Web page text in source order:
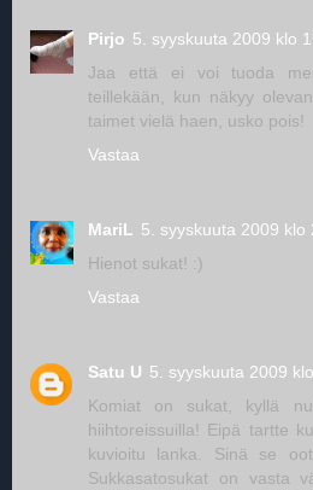
Pirjo 5. syyskuuta 2009 klo
Jaa että ei voi tuoda
teillekään, kun näkyy
taimet vielä haen, usko pois!
Vastaa
MariL 5. syyskuuta 2009 klo
Hienot sukat! :)
Vastaa
Satu U 5. syyskuuta 2009
Komiat on sukat, kyllä
hiihtoreissuilla! Eipä tartte
kuvioitu lanka. Sinä se
Sukkasatosukat on vasta